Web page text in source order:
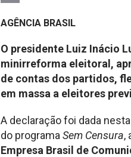
AGÊNCIA BRASIL
O presidente Luiz Inácio
minirreforma eleitoral,
de contas dos partidos,
em massa a eleitores
A declaração foi dada
do programa Sem Censura,
Empresa Brasil de